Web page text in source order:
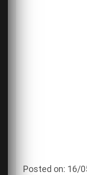
Posted on: 16/